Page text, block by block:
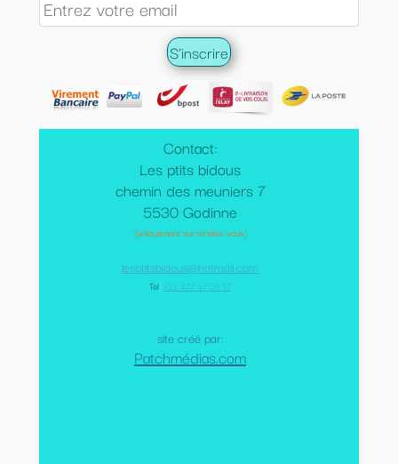
Contact:
Les ptits bidous
chemin des meuniers 7
5530 Godinne
(uniquement sur rendez-vous)
lesptitsbidous@hotmail.com
Tel: +32 477 47 05 17
site créé par:
Patchmédias.com